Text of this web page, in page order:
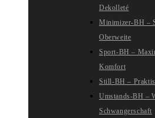
Dekolleté
Minimizer-BH –
Oberweite
Sport-BH –
Komfort
Still-BH –
Umstands-BH –
Schwangerschaft